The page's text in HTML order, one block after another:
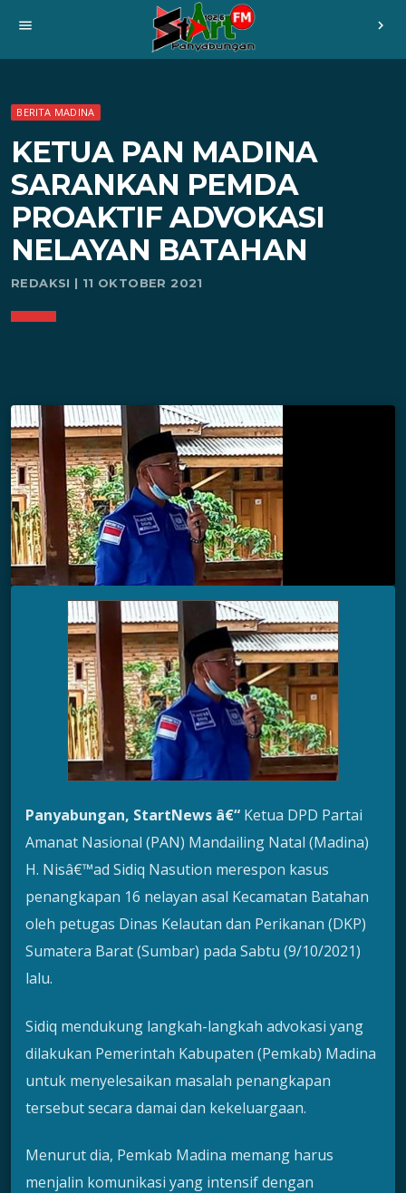
menu chevron_right
BERITA MADINA
KETUA PAN MADINA
SARANKAN PEMDA
PROAKTIF ADVOKASI
NELAYAN BATAHAN
REDAKSI | 11 OKTOBER 2021
Panyabungan, StartNews â€“ Ketua DPD Partai
Amanat Nasional (PAN) Mandailing Natal (Madina)
H. Nisâ€™ad Sidiq Nasution merespon kasus
penangkapan 16 nelayan asal Kecamatan Batahan
oleh petugas Dinas Kelautan dan Perikanan (DKP)
Sumatera Barat (Sumbar) pada Sabtu (9/10/2021)
lalu.
Sidiq mendukung langkah-langkah advokasi yang
dilakukan Pemerintah Kabupaten (Pemkab) Madina
untuk menyelesaikan masalah penangkapan
tersebut secara damai dan kekeluargaan.
Menurut dia, Pemkab Madina memang harus
menjalin komunikasi yang intensif dengan